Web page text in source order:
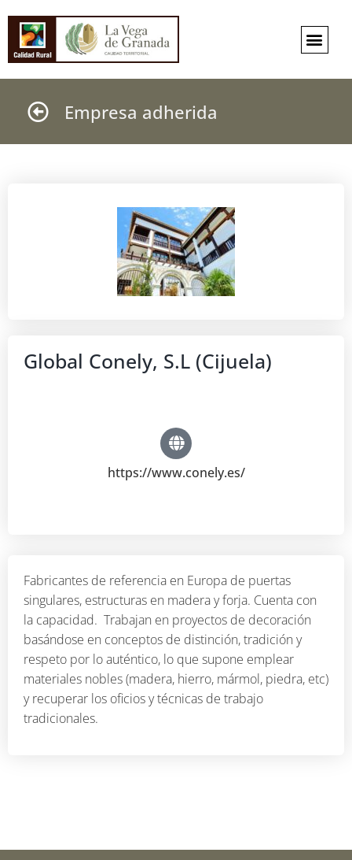
Empresa adherida
Global Conely, S.L (Cijuela)
https://www.conely.es/
Fabricantes de referencia en Europa de puertas
singulares, estructuras en madera y forja. Cuenta con
la capacidad. Trabajan en proyectos de decoración
basándose en conceptos de distinción, tradición y
respeto por lo auténtico, lo que supone emplear
materiales nobles (madera, hierro, mármol, piedra, etc)
y recuperar los oficios y técnicas de trabajo
tradicionales.